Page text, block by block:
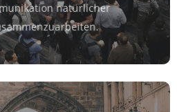
natürlicher